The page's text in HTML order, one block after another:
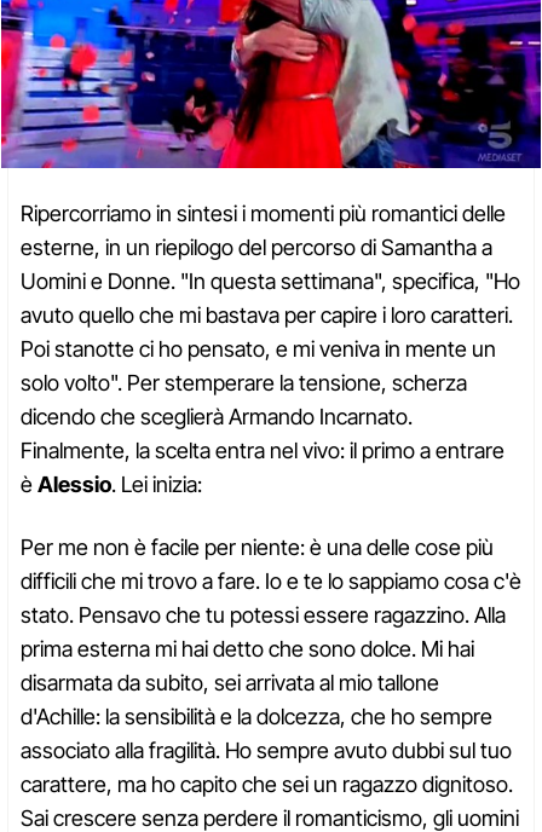
Ripercorriamo in sintesi i momenti più romantici delle
esterne, in un riepilogo del percorso di Samantha a
Uomini e Donne. "In questa settimana", specifica, "Ho
avuto quello che mi bastava per capire i loro caratteri.
Poi stanotte ci ho pensato, e mi veniva in mente un
solo volto". Per stemperare la tensione, scherza
dicendo che sceglierà Armando Incarnato.
Finalmente, la scelta entra nel vivo: il primo a entrare
èAlessio. Lei inizia:
Per me non è facile per niente: è una delle cose più
difficili che mi trovo a fare. Io e te lo sappiamo cosa c'è
stato. Pensavo che tu potessi essere ragazzino. Alla
prima esterna mi hai detto che sono dolce. Mi hai
disarmata da subito, sei arrivata al mio tallone
d'Achille: la sensibilità e la dolcezza, che ho sempre
associato alla fragilità. Ho sempre avuto dubbi sul tuo
carattere, ma ho capito che sei un ragazzo dignitoso.
Sai crescere senza perdere il romanticismo, gli uomini